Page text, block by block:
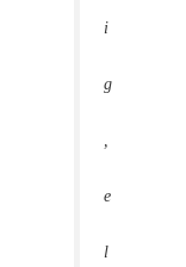
i
g
,
e
l